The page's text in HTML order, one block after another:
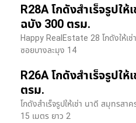
R28A โกดังสำเร็จรูปใ
ฉบัง 300 ตรม.
Happy RealEstate 28 โกดังให้เ
ซอยบางละมุง 14
R26A โกดังสำเร็จรูปใ
ตรม.
โกดังสำเร็จรูปให้เช่า นาดี สมุทรส
15 เมตร ยาว 2